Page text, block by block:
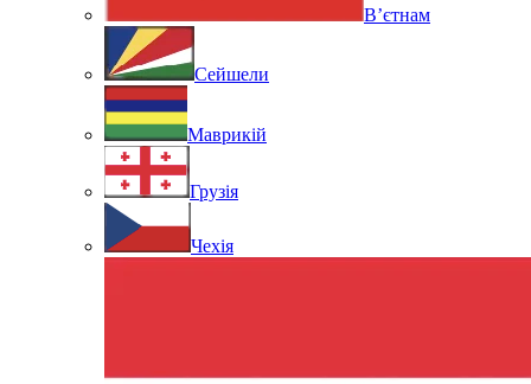
В’єтнам
Сейшели
Маврикій
Грузія
Чехія